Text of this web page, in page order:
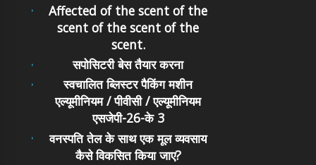
Affected of the scent of the
scent of the scent of the
scent.
सपोसिटरी बेस तैयार करना
स्वचालित ब्लिस्टर पैकिंग मशीन
एल्यूमीनियम / पीवीसी / एल्यूमीनियम
एसजेपी-26-के 3
वनस्पति तेल के साथ एक मूल व्यवसाय
कैसे विकसित किया जाए?